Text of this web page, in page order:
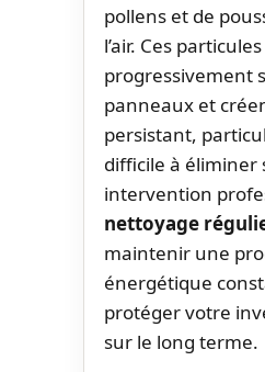
pollens et de
l’air. Ces
progressivement
panneaux et
persistant,
difficile à éliminer
intervention
nettoyage
maintenir une
énergétique
protéger votre
sur le long terme.